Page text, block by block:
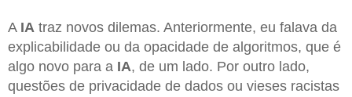
A IA traz novos dilemas. Anteriormente, eu falava da
explicabilidade ou da opacidade de algoritmos, que é
algo novo para a IA, de um lado. Por outro lado,
questões de privacidade de dados ou vieses racistas